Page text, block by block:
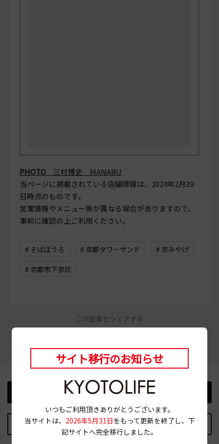
PHOTO 三村博史 MANABU
当ページに掲載されている店舗情報は、 2024年2月29
日時点のものです。
営業情報やメニュー等が異なる場合がありますので、
事前に確認の上ご利用ください。
# そばぼうろ # 京都タワーサンド # 京みやげ
# 京都市下京区
この記事をシェアする
前の記事
記事TOPに戻る
次の記事
サイト移行のお知らせ
いつもご利用頂きありがとうございます。
当サイトは、 2026年5月31日をもって更新を終了し、下
記サイトへ完全移行しました。